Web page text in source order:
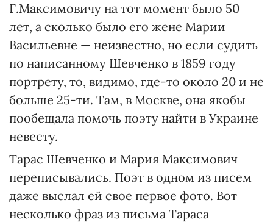
Г.Максимовичу на тот момент было 50
лет, а сколько было его жене Марии
Васильевне — неизвестно, но если судить
по написанному Шевченко в 1859 году
портрету, то, видимо, где-то около 20 и не
больше 25-ти. Там, в Москве, она якобы
пообещала помочь поэту найти в Украине
невесту.
Тарас Шевченко и Мария Максимович
переписывались. Поэт в одном из писем
даже выслал ей свое первое фото. Вот
несколько фраз из письма Тараса